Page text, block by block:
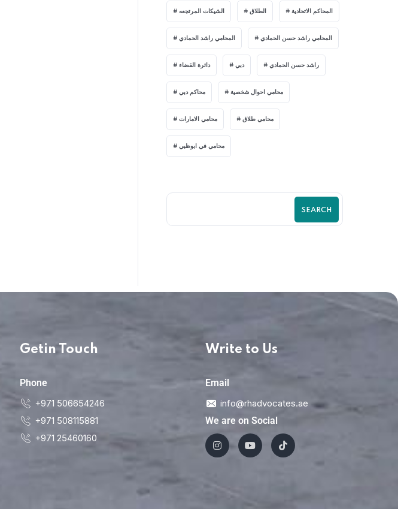
الشيكات المرتجعه الطلاق المحاكم الاتحادية
المحامي راشد الحمادي المحامي راشد حسن الحمادي
دائرة القضاء دبي راشد حسن الحمادي
محاكم دبي محامي احوال شخصية
محامي الامارات محامي طلاق
محامي في ابوظبي
SEARCH
Getin Touch
Phone
+971 506654246
+971 508115881
+971 25460160
Write to Us
Email
info@rhadvocates.ae
We are on Social